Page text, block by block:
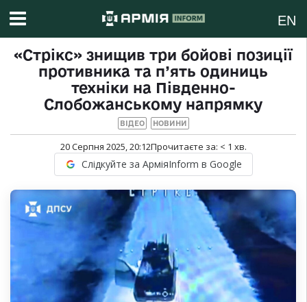
EN
«Стрікс» знищив три бойові позиції
противника та п’ять одиниць
техніки на Південно-
Слобожанському напрямку
ВІДЕО НОВИНИ
20 Серпня 2025, 20:12Прочитаєте за: < 1 хв.
Слідкуйте за АрміяInform в Google